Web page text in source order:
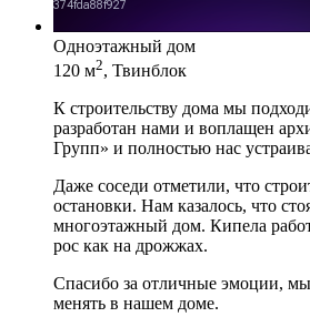
Одноэтажный дом
120 м2, Твинблок
К строительству дома мы
разработан нами и воплащен
Групп» и полностью нас
Даже соседи отметили, что
остановки. Нам казалось, что
многоэтажный дом. Кипела
рос как на дрожжах.
Спасибо за отличные эмоции,
менять в нашем доме.